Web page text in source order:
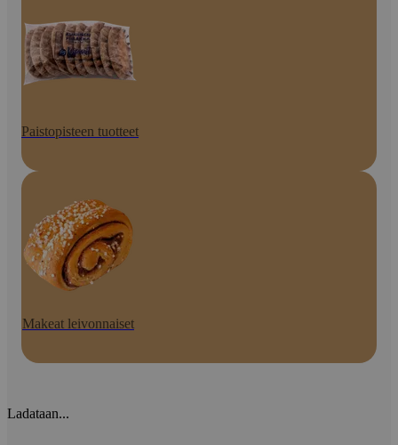
Paistopisteen tuotteet
Makeat leivonnaiset
Ladataan...